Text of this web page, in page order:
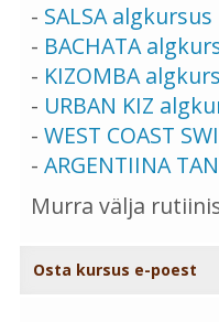
- SALSA algkursus
- BACHATA
- KIZOMBA
- URBAN KIZ
- WEST COAST
- ARGENTIINA
Murra välja
Osta kursus e-poest